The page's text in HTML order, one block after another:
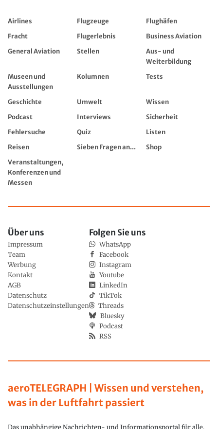
Airlines Flugzeuge
Flughäfen
Fracht
Flugerlebnis
Business Aviation
General Aviation
Stellen
Aus- und
Weiterbildung
Museen und
Ausstellungen
Kolumnen Tests
Geschichte Umwelt
Wissen
Podcast
Interviews
Sicherheit
Fehlersuche
Quiz
Listen
Reisen
Sieben Fragen an...
Shop
Veranstaltungen,
Konferenzen und
Messen
aeroTELEGRAPH | Wissen und verstehen,
was in der Luftfahrt passiert
Das unabhängige Nachrichten- und Informationsportal für alle,
Über uns
Impressum
Team
Werbung
Kontakt
AGB
Datenschutz
Datenschutzeinstellungen
Folgen Sie uns
WhatsApp
Facebook
Instagram
Youtube
LinkedIn
TikTok
Threads
Bluesky
Podcast
RSS